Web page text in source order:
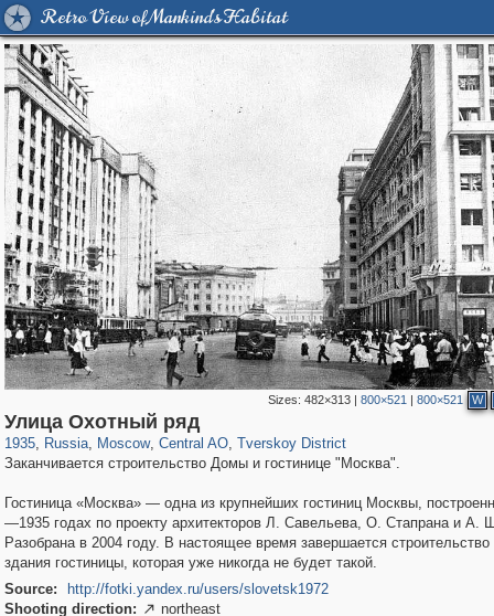
Retro View of Mankind's Habitat
Sizes:482×313 |800×521 |800×521 W
Улица Охотный ряд
1935, Russia
1,406,849 29,243
, Moscow
319,861 8,286
, Central AO
160,009 5,916
, Tverskoy District
Заканчивается строительство Домы и гостинице "Москва".
Гостиница «Москва» — одна из крупнейших гостиниц Москвы,
—1935 годах по проекту архитекторов Л. Савельева, О. Стапрана и А.
Разобрана в 2004 году. В настоящее время завершается строительство
здания гостиницы, которая уже никогда не будет такой.
Source:
http://fotki.yandex.ru/users/slovetsk1972
Shooting direction:  northeast